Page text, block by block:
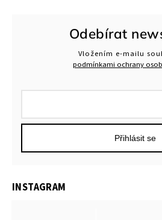
Odebírat
Vložením e-mailu
podmínkami ochrany
Přihlásit se
INSTAGRAM